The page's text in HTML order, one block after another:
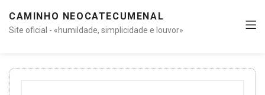
CAMINHO NEOCATECUMENAL
Site oficial - «humildade, simplicidade e louvor»